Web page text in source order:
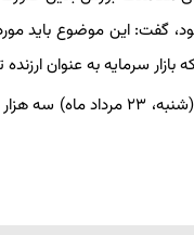
گفت: این موضوع باید
سرمایه به عنوان